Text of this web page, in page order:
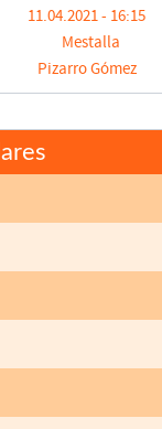
11.04.2021 - 16:15
Mestalla
Pizarro Gómez